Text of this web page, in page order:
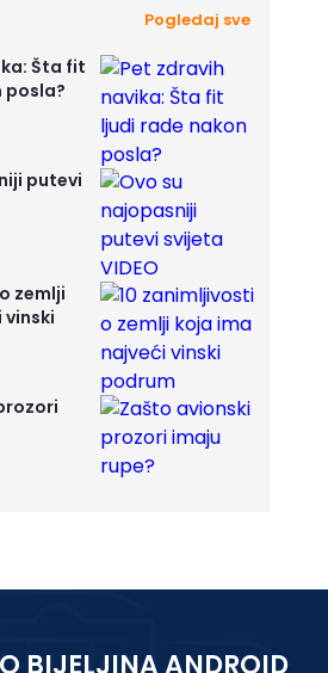
Pogledaj sve
Šta fit
posla?
putevi
zemlji
vinski
BIJELJINA ANDROID